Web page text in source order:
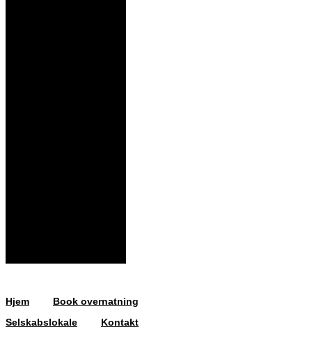
Hjem
Book overnatning
Selskabslokale
Kontakt